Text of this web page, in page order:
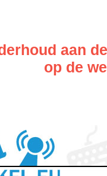
aan
op de